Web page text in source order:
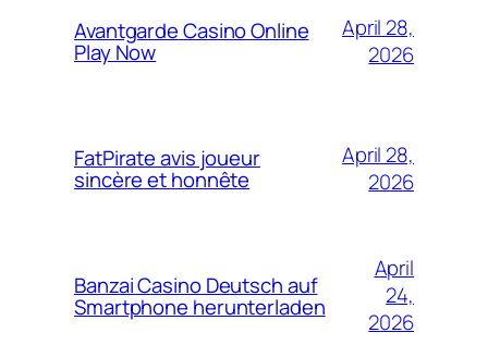
Avantgarde Casino Online
Play Now
April 28,
2026
FatPirate avis joueur
sincère et honnête
April 28,
2026
Banzai Casino Deutsch auf
Smartphone herunterladen
April
24,
2026